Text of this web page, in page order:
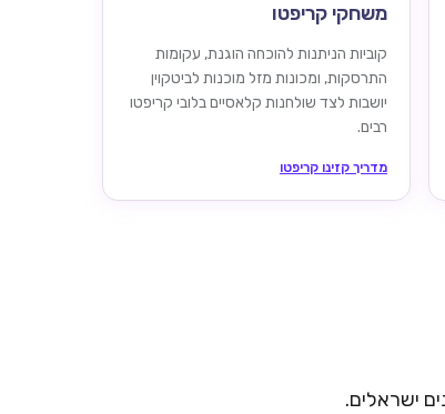
משחקי קריפטו
קוביות הניתנות להוכחה הוגנת, עקומות
התרסקות, ומכונות מזל מוכנות לביטקוין
יושבות לצד שולחנות קלאסיים בלובי קריפטו
רבים.
מדריך קזינו קריפטו
ישראלים.